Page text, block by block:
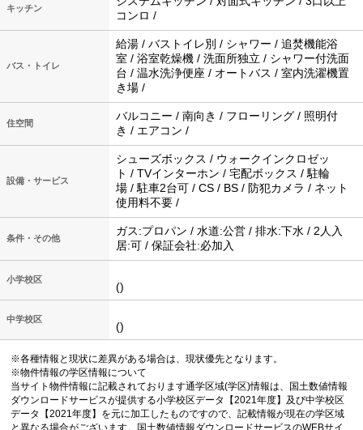
キッチン
コンロ /
バス・トイレ
給湯 / バストイレ別 / シャワー / 追焚機能浴
室 / 浴室乾燥機 / 洗面所独立 / シャワー付洗面
台 / 温水洗浄便座 / オートバス / 室内洗濯機置
き場 /
住空間
バルコニー / 南向き / フローリング / 照明付
き / エアコン /
設備・サービス
シューズボックス / ウォークインクロゼッ
ト / TVインターホン / 宅配ボックス / 駐輪
場 / 駐車2台可 / CS / BS / 防犯カメラ / ネット
使用料不要 /
条件・その他
ガス:プロパン / 水道:公営 / 排水:下水 / 2人入
居:可 / 保証会社:必加入
小学校区
()
中学校区
()
※各種情報と現状に差異がある場合は、現状優先となります。
※物件情報の学区情報について
当サイト物件情報に記載されております通学区域(学区)情報は、国土数値情報
ダウンロードサービスが提供する小学校区データ【2021年度】及び中学校区
データ【2021年度】を元に加工したものですので、記載情報が現在の学区域
と異なる場合がございます。国土数値情報ダウンロードサービスのWEBサイ